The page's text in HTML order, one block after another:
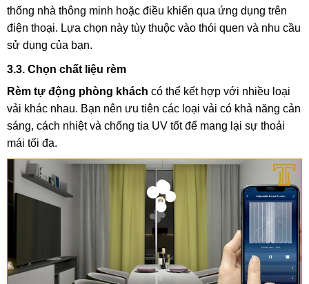
thống nhà thông minh hoặc điều khiển qua ứng dụng trên
điện thoại. Lựa chọn này tùy thuộc vào thói quen và nhu cầu
sử dụng của bạn.
3.3. Chọn chất liệu rèm
Rèm tự động phòng khách có thể kết hợp với nhiều loại
vải khác nhau. Bạn nên ưu tiên các loại vải có khả năng cản
sáng, cách nhiệt và chống tia UV tốt để mang lại sự thoải
mái tối đa.